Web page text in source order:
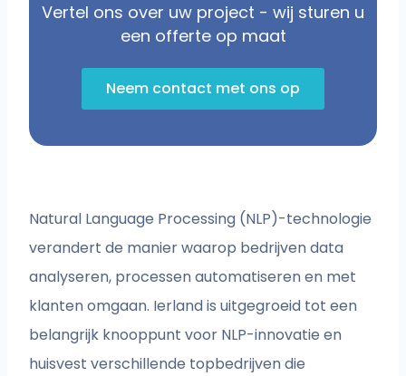
Vertel ons over uw project - wij sturen u
een offerte op maat
Neem contact met ons op
Natural Language Processing (NLP)-technologie
verandert de manier waarop bedrijven data
analyseren, processen automatiseren en met
klanten omgaan. Ierland is uitgegroeid tot een
belangrijk knooppunt voor NLP-innovatie en
huisvest verschillende topbedrijven die